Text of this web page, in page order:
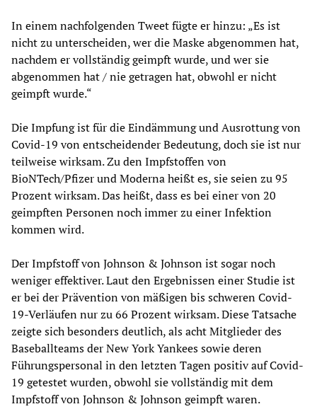
In einem nachfolgenden Tweet fügte er hinzu: „Es ist
nicht zu unterscheiden, wer die Maske abgenommen hat,
nachdem er vollständig geimpft wurde, und wer sie
abgenommen hat / nie getragen hat, obwohl er nicht
geimpft wurde.“
Die Impfung ist für die Eindämmung und Ausrottung von
Covid-19 von entscheidender Bedeutung, doch sie ist nur
teilweise wirksam. Zu den Impfstoffen von
BioNTech/Pfizer und Moderna heißt es, sie seien zu 95
Prozent wirksam. Das heißt, dass es bei einer von 20
geimpften Personen noch immer zu einer Infektion
kommen wird.
Der Impfstoff von Johnson & Johnson ist sogar noch
weniger effektiver. Laut den Ergebnissen einer Studie ist
er bei der Prävention von mäßigen bis schweren Covid-
19-Verläufen nur zu 66 Prozent wirksam. Diese Tatsache
zeigte sich besonders deutlich, als acht Mitglieder des
Baseballteams der New York Yankees sowie deren
Führungspersonal in den letzten Tagen positiv auf Covid-
19 getestet wurden, obwohl sie vollständig mit dem
Impfstoff von Johnson & Johnson geimpft waren.